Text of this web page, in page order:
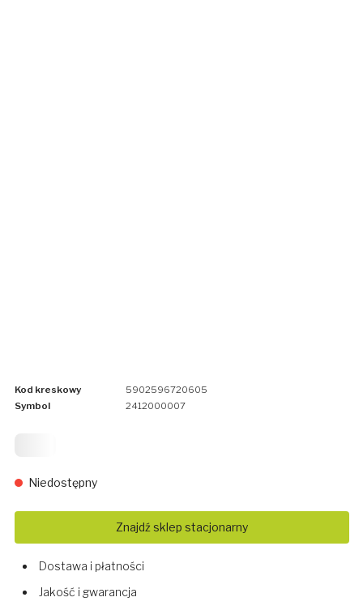
Kod kreskowy
5902596720605
Symbol
2412000007
Niedostępny
Znajdź sklep stacjonarny
Dostawa i płatności
Jakość i gwarancja